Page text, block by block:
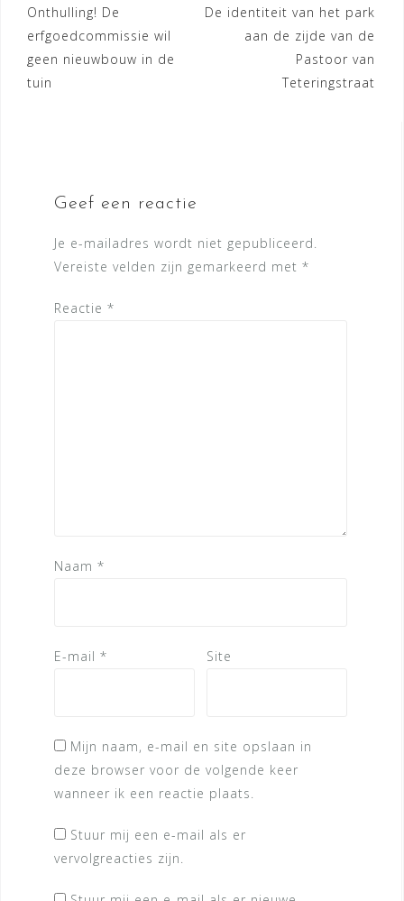
Bericht
navigatie
Onthulling! De
erfgoedcommissie wil
geen nieuwbouw in de
tuin
De identiteit van het park
aan de zijde van de
Pastoor van
Teteringstraat
Geef een reactie
Je e-mailadres wordt niet gepubliceerd.
Vereiste velden zijn gemarkeerd met *
Reactie *
Naam *
E-mail * Site
Mijn naam, e-mail en site opslaan in
deze browser voor de volgende keer
wanneer ik een reactie plaats.
Stuur mij een e-mail als er
vervolgreacties zijn.